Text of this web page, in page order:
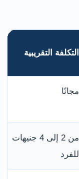
التكلفة التقريبية
مجانًا
من 2 إلى 4 جنيهات
للفرد